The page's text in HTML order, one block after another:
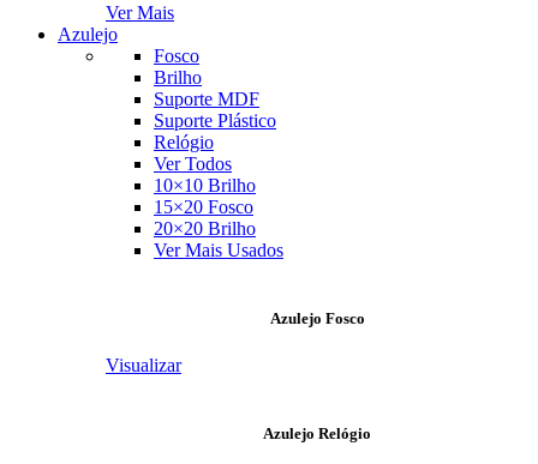
Ver Mais
Azulejo
Fosco
Brilho
Suporte MDF
Suporte Plástico
Relógio
Ver Todos
10×10 Brilho
15×20 Fosco
20×20 Brilho
Ver Mais Usados
Azulejo Fosco
Visualizar
Azulejo Relógio